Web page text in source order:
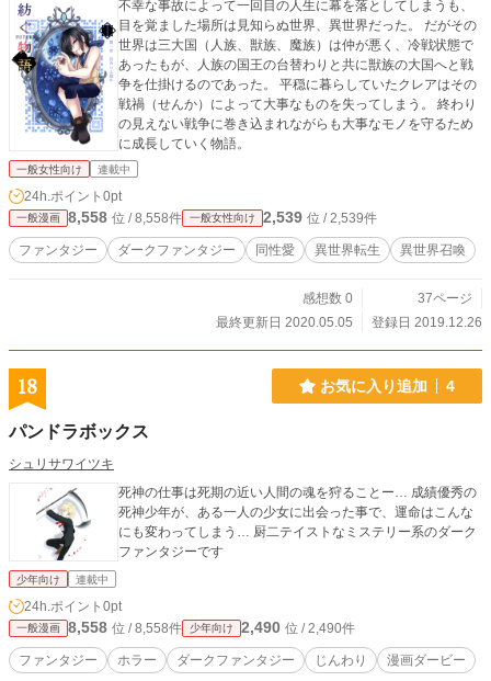
不幸な事故によって一回目の人生に幕を落としてしまうも、
目を覚ました場所は見知らぬ世界、異世界だった。 だがその
世界は三大国（人族、獣族、魔族）は仲が悪く、冷戦状態で
あったもが、人族の国王の台替わりと共に獣族の大国へと戦
争を仕掛けるのであった。 平穏に暮らしていたクレアはその
戦禍（せんか）によって大事なものを失ってしまう。 終わり
の見えない戦争に巻き込まれながらも大事なモノを守るため
に成長していく物語。
一般女性向け 連載中
24h.ポイント 0pt
一般漫画 8,558 位 / 8,558件 一般女性向け 2,539 位 / 2,539件
ファンタジー ダークファンタジー 同性愛 異世界転生 異世界召喚
感想数 0
37ページ
最終更新日 2020.05.05
登録日 2019.12.26
18 お気に入り追加 4
パンドラボックス
シュリサワイツキ
死神の仕事は死期の近い人間の魂を狩ることー… 成績優秀の
死神少年が、ある一人の少女に出会った事で、運命はこんな
にも変わってしまう… 厨二テイストなミステリー系のダーク
ファンタジーです
少年向け 連載中
24h.ポイント 0pt
一般漫画 8,558 位 / 8,558件 少年向け 2,490 位 / 2,490件
ファンタジー ホラー ダークファンタジー じんわり 漫画ダービー